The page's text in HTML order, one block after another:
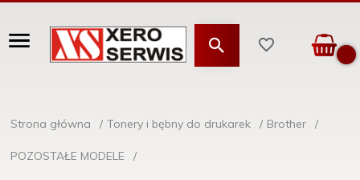
Strona główna Tonery i bębny do drukarek Brother
POZOSTAŁE MODELE